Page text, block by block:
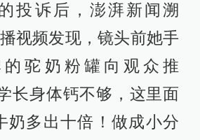
投诉后，澎湃新闻溯
视频发现，镜头前她手
驼奶粉罐向观众推
长身体钙不够，这里面
奶多出十倍！做成小分